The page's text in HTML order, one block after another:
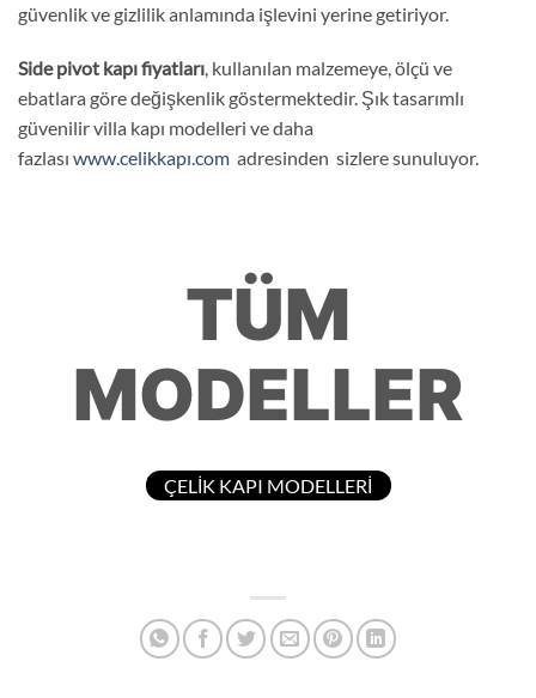
güvenlik ve gizlilik anlamında işlevini yerine getiriyor.
Side pivot kapı fiyatları, kullanılan malzemeye, ölçü ve
ebatlara göre değişkenlik göstermektedir. Şık tasarımlı
güvenilir villa kapı modelleri ve daha
fazlası www.celikkapı.com adresinden sizlere sunuluyor.
TÜM
MODELLER
ÇELİK KAPI MODELLERİ